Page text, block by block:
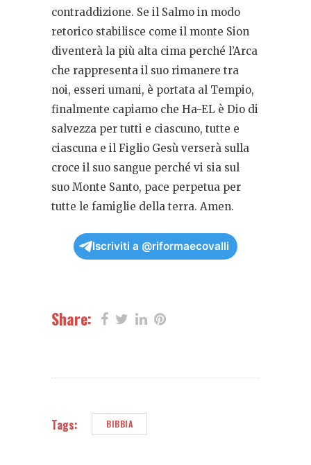
contraddizione. Se il Salmo in modo
retorico stabilisce come il monte Sion
diventerà la più alta cima perché l’Arca
che rappresenta il suo rimanere tra
noi, esseri umani, è portata al Tempio,
finalmente capiamo che Ha-EL è Dio di
salvezza per tutti e ciascuno, tutte e
ciascuna e il Figlio Gesù verserà sulla
croce il suo sangue perché vi sia sul
suo Monte Santo, pace perpetua per
tutte le famiglie della terra. Amen.
Iscriviti a @riformaecovalli
Share:
Tags: BIBBIA